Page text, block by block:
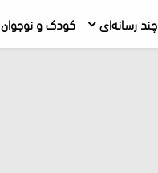
چند رسانه‌ای کودک و نوجوان